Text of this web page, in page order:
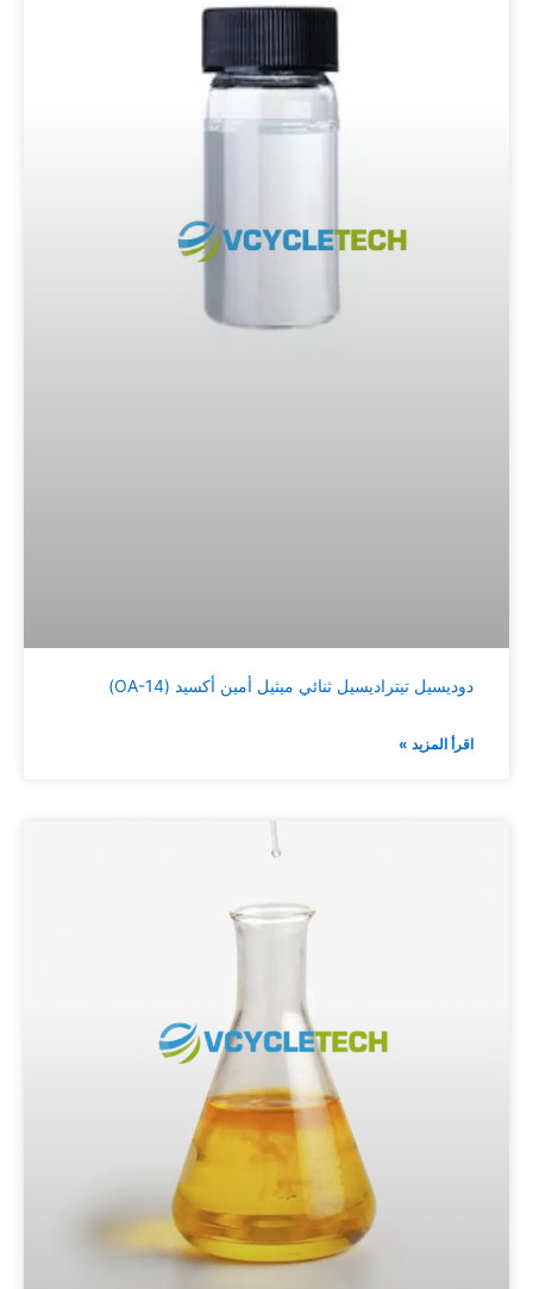
دوديسيل تيتراديسيل ثنائي ميثيل أمين أكسيد (OA-14)
اقرأ المزيد »